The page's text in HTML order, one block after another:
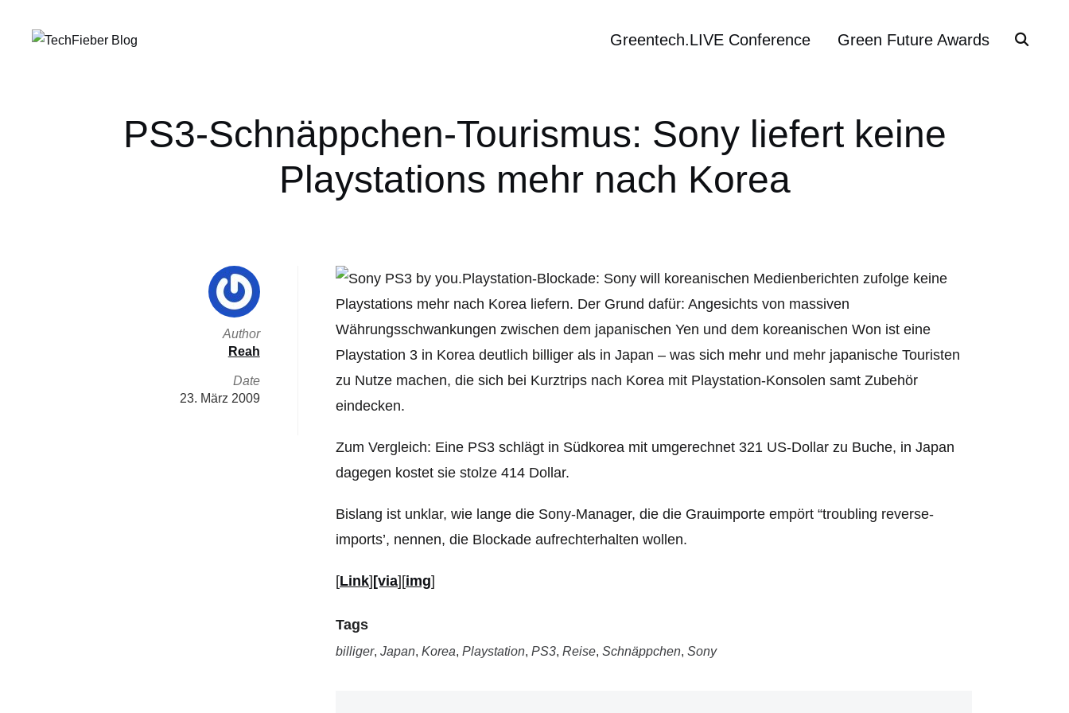
Greentech.LIVE Conference Green Future Awards
PS3-Schnäppchen-Tourismus: Sony liefert keine
Playstations mehr nach Korea
Playstation-Blockade: Sony will koreanischen Medienberichten zufolge keine
Playstations mehr nach Korea liefern. Der Grund dafür: Angesichts von massiven
Währungsschwankungen zwischen dem japanischen Yen und dem koreanischen Won ist eine
Playstation 3 in Korea deutlich billiger als in Japan – was sich mehr und mehr japanische Touristen
zu Nutze machen, die sich bei Kurztrips nach Korea mit Playstation-Konsolen samt Zubehör
eindecken.
Zum Vergleich: Eine PS3 schlägt in Südkorea mit umgerechnet 321 US-Dollar zu Buche, in Japan
dagegen kostet sie stolze 414 Dollar.
Bislang ist unklar, wie lange die Sony-Manager, die die Grauimporte empört “troubling reverse-
imports’, nennen, die Blockade aufrechterhalten wollen.
[Link] [via][img]
Tags
billiger, Japan, Korea, Playstation, PS3, Reise, Schnäppchen, Sony
Author
Reah
Date
23. März 2009